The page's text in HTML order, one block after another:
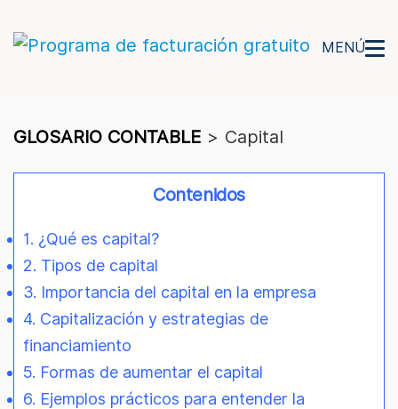
MENÚ
GLOSARIO CONTABLE > Capital
Contenidos
1. ¿Qué es capital?
2. Tipos de capital
3. Importancia del capital en la empresa
4. Capitalización y estrategias de
financiamiento
5. Formas de aumentar el capital
6. Ejemplos prácticos para entender la